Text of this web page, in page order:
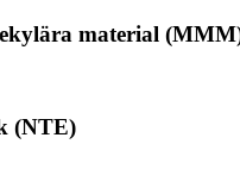
material
(NTE)